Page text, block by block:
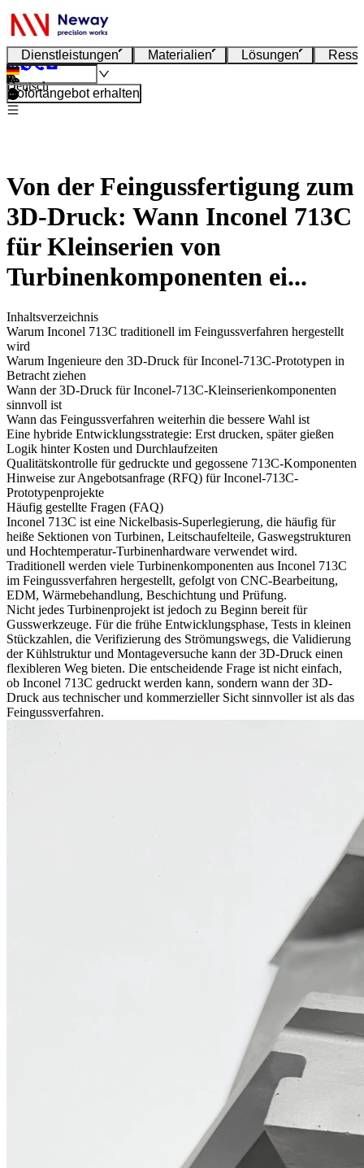
Dienstleistungen Materialien Lösungen
Deutsch
Sofortangebot erhalten
Von der Feingussfertigung zum
3D-Druck: Wann Inconel 713C
für Kleinserien von
Turbinenkomponenten ei...
Inhaltsverzeichnis
Warum Inconel 713C traditionell im Feingussverfahren hergestellt
wird
Warum Ingenieure den 3D-Druck für Inconel-713C-Prototypen in
Betracht ziehen
Wann der 3D-Druck für Inconel-713C-Kleinserienkomponenten
sinnvoll ist
Wann das Feingussverfahren weiterhin die bessere Wahl ist
Eine hybride Entwicklungsstrategie: Erst drucken, später gießen
Logik hinter Kosten und Durchlaufzeiten
Qualitätskontrolle für gedruckte und gegossene 713C-Komponenten
Hinweise zur Angebotsanfrage (RFQ) für Inconel-713C-
Prototypenprojekte
Häufig gestellte Fragen (FAQ)
Inconel 713C ist eine Nickelbasis-Superlegierung, die häufig für
heiße Sektionen von Turbinen, Leitschaufelteile, Gaswegstrukturen
und Hochtemperatur-Turbinenhardware verwendet wird.
Traditionell werden viele Turbinenkomponenten aus Inconel 713C
im Feingussverfahren hergestellt, gefolgt von CNC-Bearbeitung,
EDM, Wärmebehandlung, Beschichtung und Prüfung.
Nicht jedes Turbinenprojekt ist jedoch zu Beginn bereit für
Gusswerkzeuge. Für die frühe Entwicklungsphase, Tests in kleinen
Stückzahlen, die Verifizierung des Strömungswegs, die Validierung
der Kühlstruktur und Montageversuche kann der 3D-Druck einen
flexibleren Weg bieten. Die entscheidende Frage ist nicht einfach,
ob Inconel 713C gedruckt werden kann, sondern wann der 3D-
Druck aus technischer und kommerzieller Sicht sinnvoller ist als das
Feingussverfahren.